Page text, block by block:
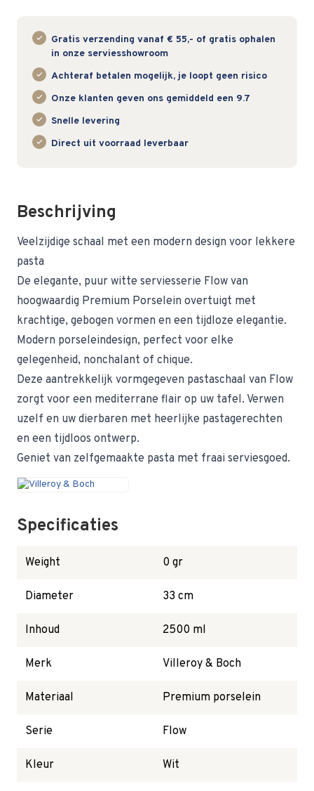
Gratis verzending vanaf € 55,- of gratis ophalen
in onze serviesshowroom
Achteraf betalen mogelijk, je loopt geen risico
Onze klanten geven ons gemiddeld een 9.7
Snelle levering
Direct uit voorraad leverbaar
Beschrijving
Veelzijdige schaal met een modern design voor lekkere
pasta
De elegante, puur witte serviesserie Flow van
hoogwaardig Premium Porselein overtuigt met
krachtige, gebogen vormen en een tijdloze elegantie.
Modern porseleindesign, perfect voor elke
gelegenheid, nonchalant of chique.
Deze aantrekkelijk vormgegeven pastaschaal van Flow
zorgt voor een mediterrane flair op uw tafel. Verwen
uzelf en uw dierbaren met heerlijke pastagerechten
en een tijdloos ontwerp.
Geniet van zelfgemaakte pasta met fraai serviesgoed.
Specificaties
Weight 0 gr
Diameter 33 cm
Inhoud 2500 ml
Merk Villeroy & Boch
Materiaal Premium porselein
Serie Flow
Kleur Wit